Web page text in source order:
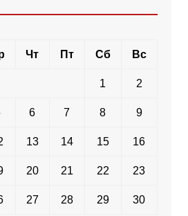
Чт Пт Сб Вс
1 2
6 7 8 9
13 14 15 16
20 21 22 23
27 28 29 30